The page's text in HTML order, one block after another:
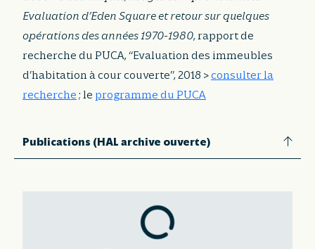
Evaluation d’Eden Square et retour sur quelques
opérations des années 1970-1980, rapport de
recherche du PUCA, “Evaluation des immeubles
d’habitation à cour couverte”, 2018 >consulter la
recherche ; le programme du PUCA
Publications (HAL archive ouverte)